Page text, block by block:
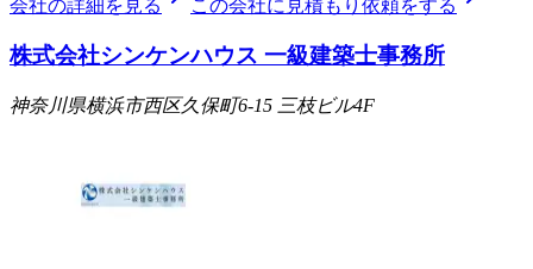
会社の詳細を見る この会社に見積もり依頼をする
株式会社シンケンハウス 一級建築士事務所
神奈川県横浜市西区久保町6-15 三枝ビル4F